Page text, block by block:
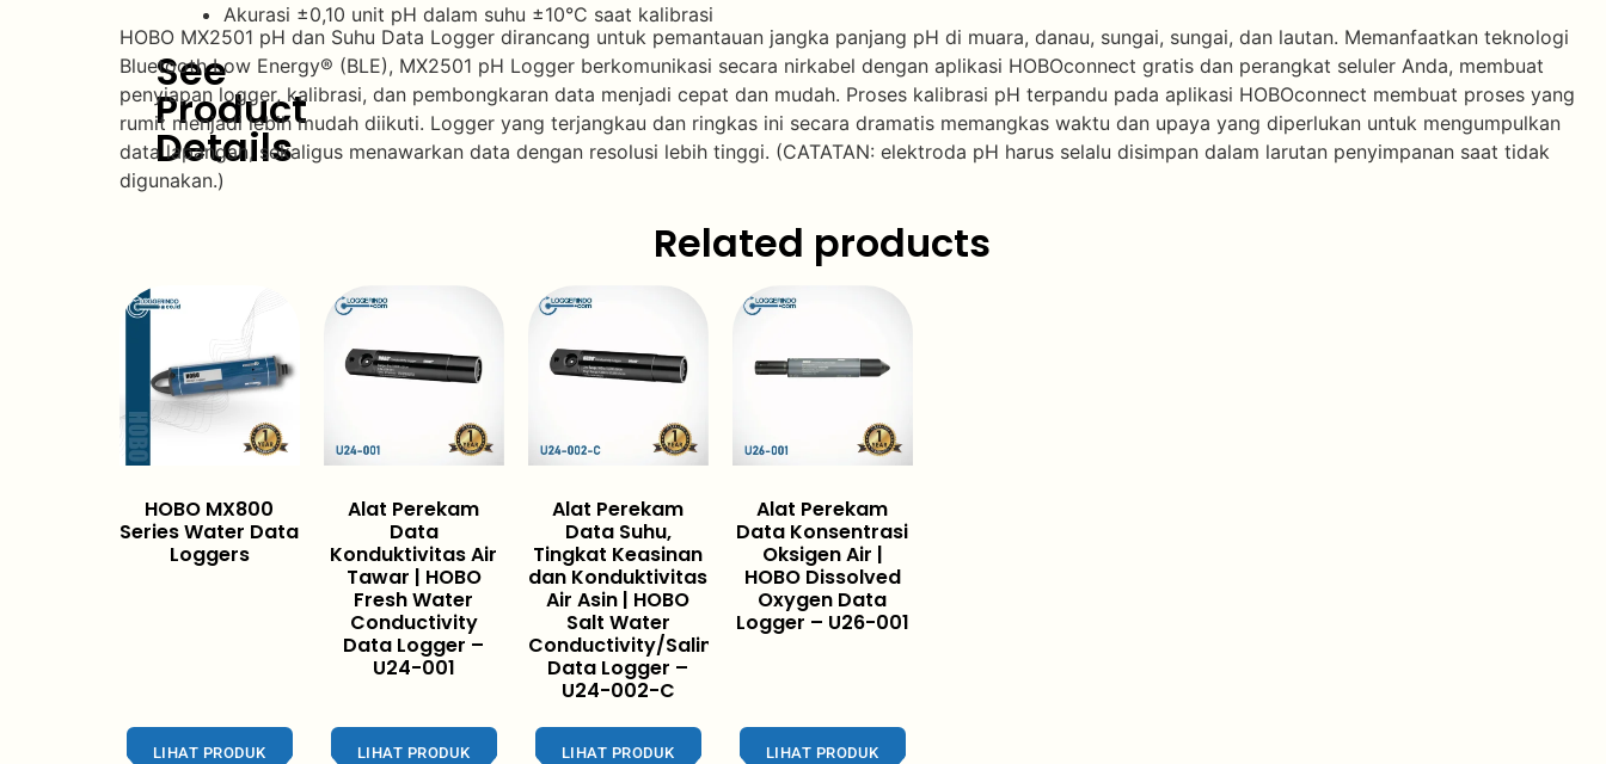
Akurasi ±0,10 unit pH dalam suhu ±10°C saat kalibrasi
See
Product
Details
HOBO MX2501 pH dan Suhu Data Logger dirancang untuk pemantauan jangka panjang pH di muara, danau, sungai, sungai, dan lautan. Memanfaatkan teknologi
Bluetooth Low Energy® (BLE), MX2501 pH Logger berkomunikasi secara nirkabel dengan aplikasi HOBOconnect gratis dan perangkat seluler Anda, membuat
penyiapan logger, kalibrasi, dan pembongkaran data menjadi cepat dan mudah. Proses kalibrasi pH terpandu pada aplikasi HOBOconnect membuat proses yang
rumit menjadi lebih mudah diikuti. Logger yang terjangkau dan ringkas ini secara dramatis memangkas waktu dan upaya yang diperlukan untuk mengumpulkan
data lapangan, sekaligus menawarkan data dengan resolusi lebih tinggi. (CATATAN: elektroda pH harus selalu disimpan dalam larutan penyimpanan saat tidak
digunakan.)
Related products
HOBO MX800
Series Water Data
Loggers
LIHAT PRODUK
Alat Perekam
Data
Konduktivitas Air
Tawar | HOBO
Fresh Water
Conductivity
Data Logger –
U24-001
LIHAT PRODUK
Alat Perekam
Data Suhu,
Tingkat Keasinan
dan Konduktivitas
Air Asin | HOBO
Salt Water
Conductivity/Salinity
Data Logger –
U24-002-C
LIHAT PRODUK
Alat Perekam
Data Konsentrasi
Oksigen Air |
HOBO Dissolved
Oxygen Data
Logger – U26-001
LIHAT PRODUK